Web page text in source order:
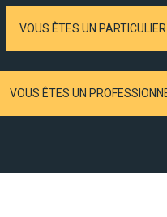
VOUS ÊTES UN PARTICULIER
VOUS ÊTES UN